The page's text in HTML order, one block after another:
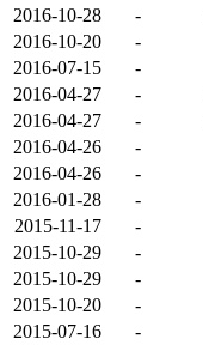
2016-10-28
-
2016-10-20
-
2016-07-15
-
2016-04-27
-
2016-04-27
-
2016-04-26
-
2016-04-26
-
2016-01-28
-
2015-11-17
-
2015-10-29
-
2015-10-29
-
2015-10-20
-
2015-07-16
-